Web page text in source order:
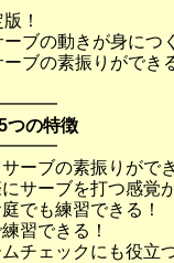
！
ブの動きが身につ
ブの素振りができ
の特徴
ーブの素振りがで
サーブを打つ感覚
でも練習できる！
習できる！
チェックにも役立